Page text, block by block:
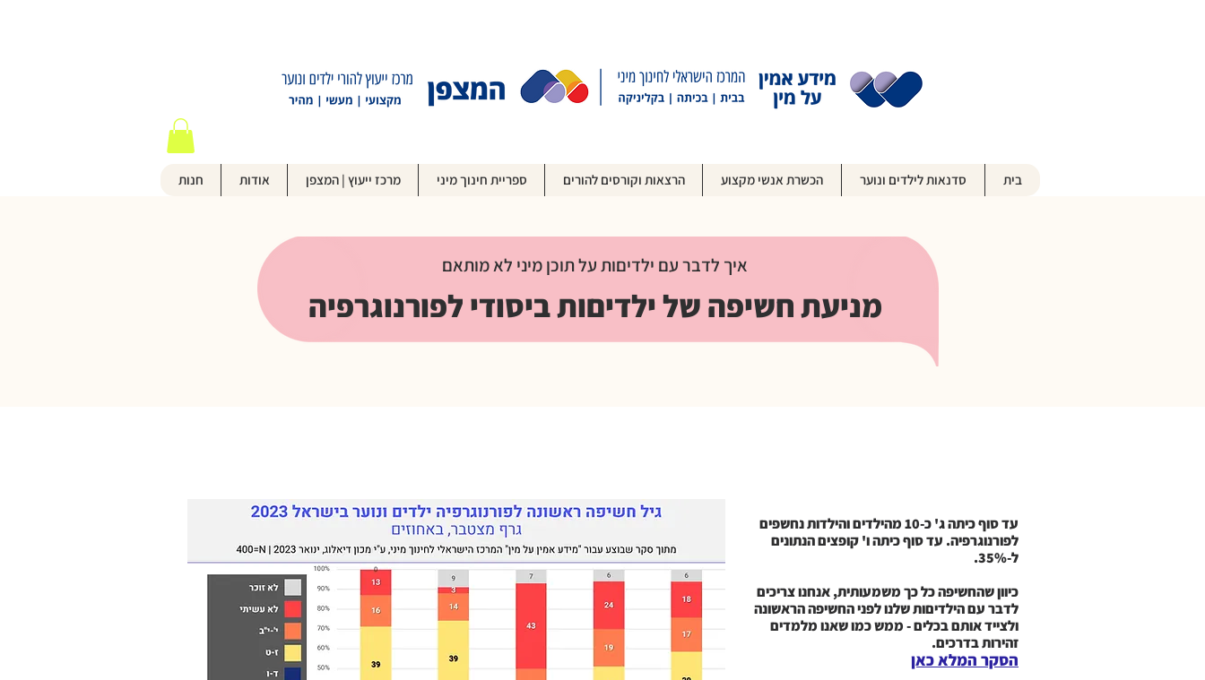
בית סדנאות לילדים ונוער הכשרת אנשי מקצוע הרצאות וקורסים להורים ספריית חינוך מיני מרכז ייעוץ | המצפן אודות חנות
איך לדבר עם ילדיםות על תוכן מיני לא מותאם
מניעת חשיפה של ילדיםות ביסודי לפורנוגרפיה
עד סוף כיתה ג' כ-10 מהילדים והילדות נחשפים
לפורנוגרפיה. עד סוף כיתה ו' קופצים הנתונים
ל-35%.
כיוון שהחשיפה כל כך משמעותית, אנחנו צריכים
לדבר עם הילדיםות שלנו לפני החשיפה הראשונה
ולצייד אותם בכלים - ממש כמו שאנו מלמדים
זהירות בדרכים.
הסקר המלא כאן